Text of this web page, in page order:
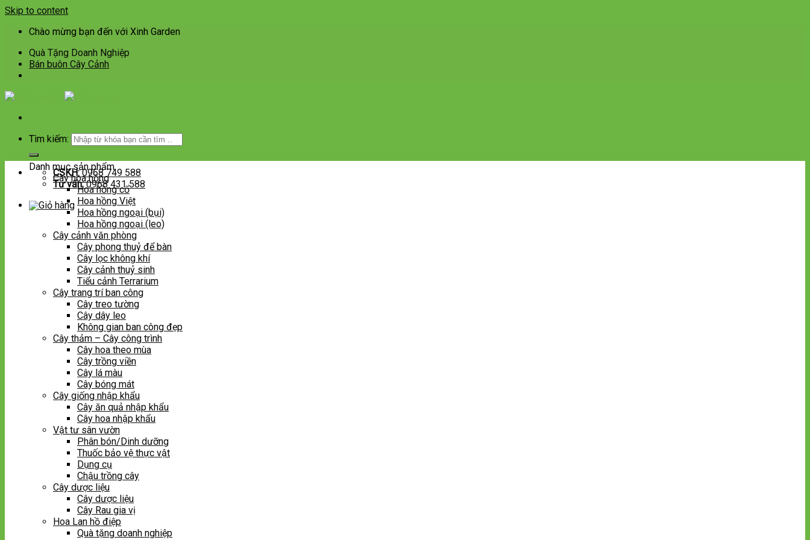
Skip to content
Chào mừng bạn đến với Xinh Garden
Quà Tặng Doanh Nghiệp
Bán buôn Cây Cảnh
Tìm kiếm:
CSKH:0968 749 588
Tư vấn:0968 431 588
Danh mục sản phẩm
Cây hoa hồng
Hoa hồng cổ
Hoa hồng Việt
Hoa hồng ngoại (bụi)
Hoa hồng ngoại (leo)
Cây cảnh văn phòng
Cây phong thuỷ để bàn
Cây lọc không khí
Cây cảnh thuỷ sinh
Tiểu cảnh Terrarium
Cây trang trí ban công
Cây treo tường
Cây dây leo
Không gian ban công đẹp
Cây thảm – Cây công trình
Cây hoa theo mùa
Cây trồng viền
Cây lá màu
Cây bóng mát
Cây giống nhập khẩu
Cây ăn quả nhập khẩu
Cây hoa nhập khẩu
Vật tư sân vườn
Phân bón/Dinh dưỡng
Thuốc bảo vệ thực vật
Dụng cụ
Chậu trồng cây
Cây dược liệu
Cây dược liệu
Cây Rau gia vị
Hoa Lan hồ điệp
Quà tặng doanh nghiệp